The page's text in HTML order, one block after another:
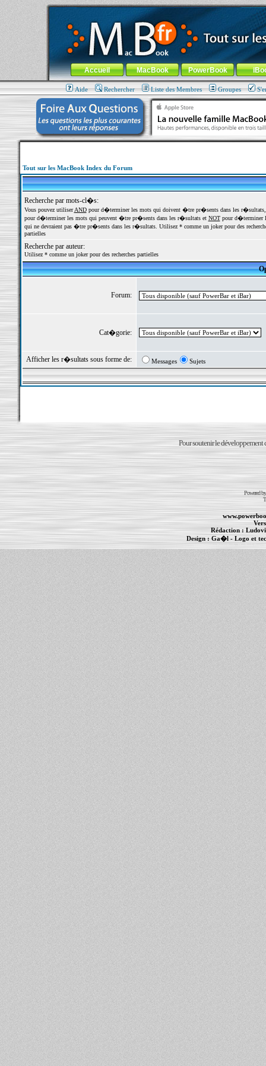
MacBook-fr.com : 100% Apple... 100% nomade !
Aller au contenu-Aller au menu général-Aller au menu de
Menu général
Accueil MacBook PowerBook
Aide Rechercher Liste des Membres Groupes
Tout sur les MacBook Index du Forum
Recherche par mots-cl�s:
Vous pouvez utiliserANDpour d�terminer les mots qui doivent �tre pr�sents dans les
pour d�terminer les mots qui peuvent �tre pr�sents dans les r�sultats et NOTpour d�terminer
qui ne devraient pas �tre pr�sents dans les r�sultats. Utilisez * comme un joker pour des
partielles
Recherche par auteur:
Utilisez * comme un joker pour des recherches partielles
Forum:
Cat�gorie:
Afficher les r�sultats sous forme de: Messages Sujets
Pour soutenir le développement
Powered
Rédaction :
Design : Ga�l- Logo et